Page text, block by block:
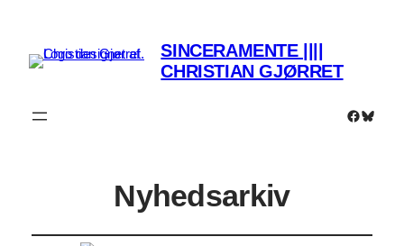
SINCERAMENTE ||||
CHRISTIAN GJØRRET
Nyhedsarkiv